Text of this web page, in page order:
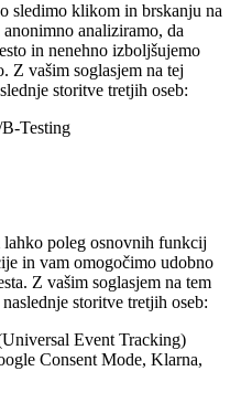
sledimo klikom in brskanju na
analiziramo, da
in nenehno izboljšujemo
Z vašim soglasjem na tej
storitve tretjih oseb:
Testing
lahko poleg osnovnih funkcij
in vam omogočimo udobno
Z vašim soglasjem na tem
storitve tretjih oseb:
Event Tracking)
Consent Mode, Klarna,